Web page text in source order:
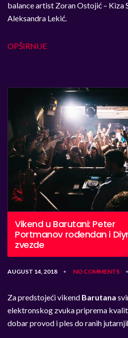
balance artist Zoran Ostojić – Kiza
Aleksandra Lekić.
OPŠIRNIJE
Vikend u Barutani: Peter
Portmanov rođendan i
zvezde
AUGUST 14, 2018 • NO COMMENTS •
Za predstojeći vikend Barutana
elektronskog zvuka priprema
dobar provod i ples do ranih